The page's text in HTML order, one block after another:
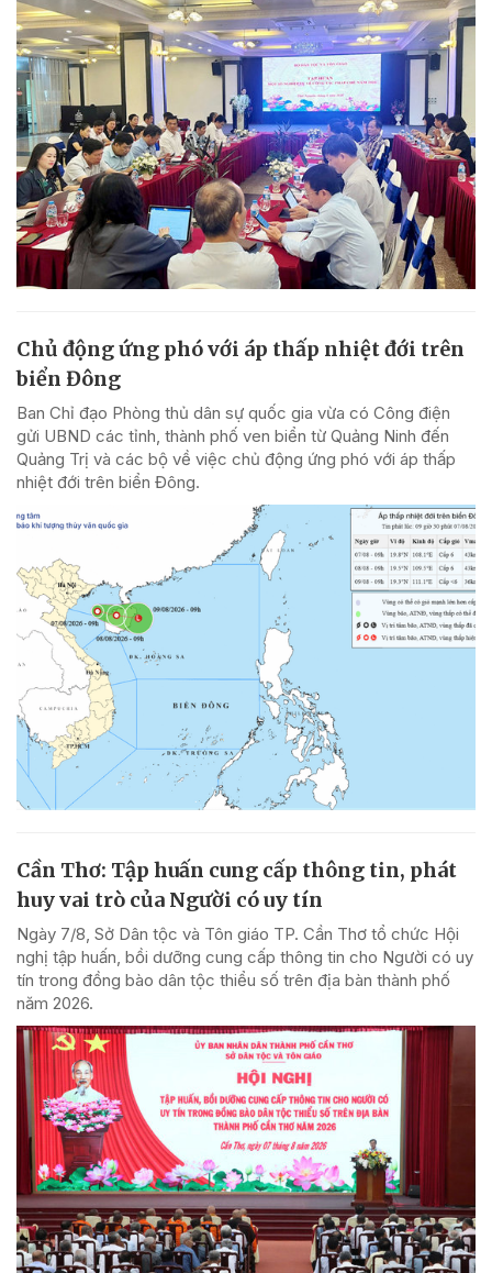
Chủ động ứng phó với áp thấp nhiệt đới trên
biển Đông
Ban Chỉ đạo Phòng thủ dân sự quốc gia vừa có Công điện
gửi UBND các tỉnh, thành phố ven biển từ Quảng Ninh đến
Quảng Trị và các bộ về việc chủ động ứng phó với áp thấp
nhiệt đới trên biển Đông.
Cần Thơ: Tập huấn cung cấp thông tin, phát
huy vai trò của Người có uy tín
Ngày 7/8, Sở Dân tộc và Tôn giáo TP. Cần Thơ tổ chức Hội
nghị tập huấn, bồi dưỡng cung cấp thông tin cho Người có uy
tín trong đồng bào dân tộc thiểu số trên địa bàn thành phố
năm 2026.